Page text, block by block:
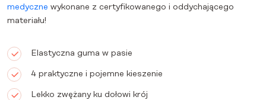
medyczne wykonane z certyfikowanego i oddychającego
materiału!
Elastyczna guma w pasie
4 praktyczne i pojemne kieszenie
Lekko zwężany ku dołowi krój